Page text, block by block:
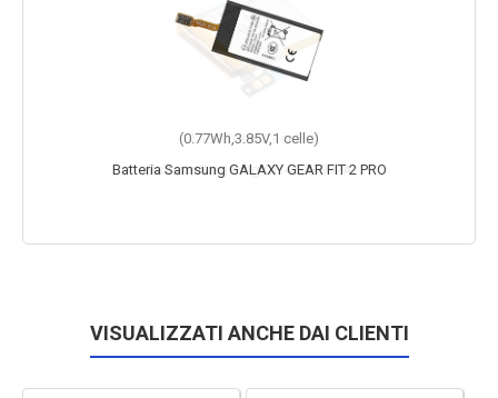
(0.77Wh,3.85V,1 celle)
Batteria Samsung GALAXY GEAR FIT 2 PRO
VISUALIZZATI ANCHE DAI CLIENTI